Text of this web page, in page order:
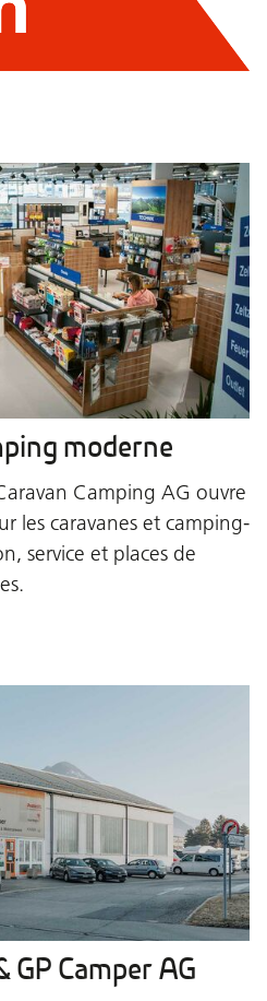
moderne
Camping AG ouvre
les caravanes et camping-
service et places de
GP Camper AG